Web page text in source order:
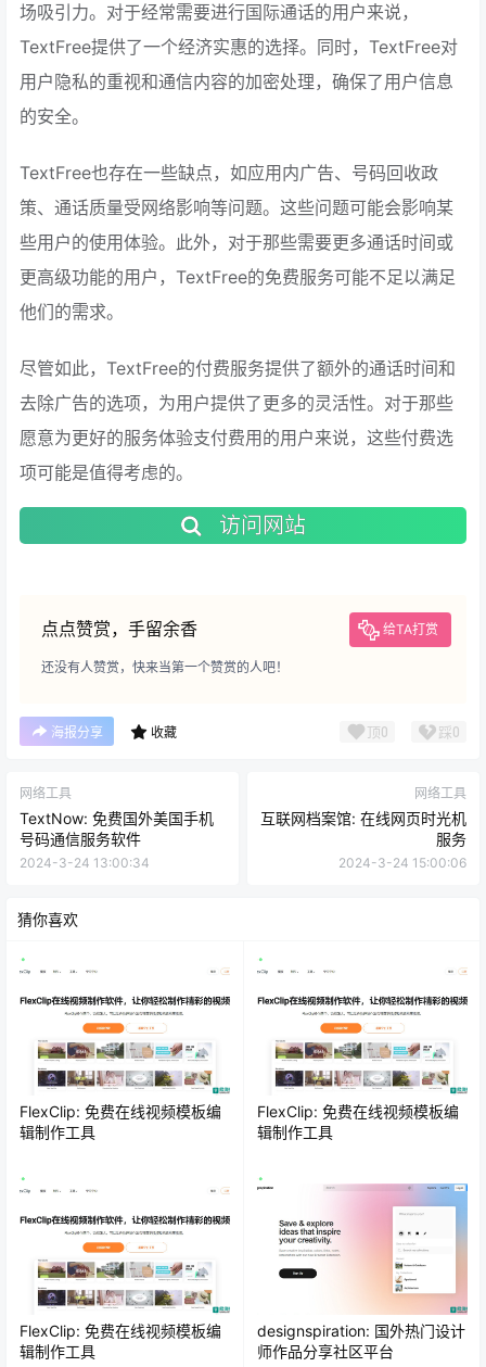
场吸引力。对于经常需要进行国际通话的用户来说，
TextFree提供了一个经济实惠的选择。同时，TextFree对
用户隐私的重视和通信内容的加密处理，确保了用户信息
的安全。
TextFree也存在一些缺点，如应用内广告、号码回收政
策、通话质量受网络影响等问题。这些问题可能会影响某
些用户的使用体验。此外，对于那些需要更多通话时间或
更高级功能的用户，TextFree的免费服务可能不足以满足
他们的需求。
尽管如此，TextFree的付费服务提供了额外的通话时间和
去除广告的选项，为用户提供了更多的灵活性。对于那些
愿意为更好的服务体验支付费用的用户来说，这些付费选
项可能是值得考虑的。
访问网站
点点赞赏，手留余香 给TA打赏
还没有人赞赏，快来当第一个赞赏的人吧！
海报分享 收藏 顶0 踩0
网络工具
TextNow: 免费国外美国手机
号码通信服务软件
2024-3-24 13:00:34
网络工具
互联网档案馆: 在线网页时光机
服务
2024-3-24 15:00:06
猜你喜欢
FlexClip: 免费在线视频模板编
辑制作工具
FlexClip: 免费在线视频模板编
辑制作工具
FlexClip: 免费在线视频模板编
辑制作工具
designspiration: 国外热门设计
师作品分享社区平台